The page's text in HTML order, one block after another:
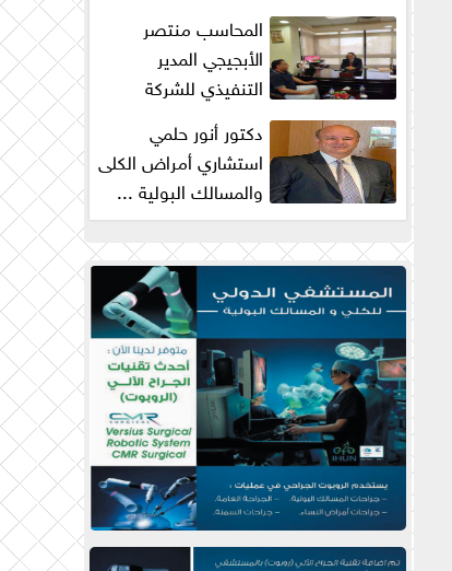
المحاسب منتصر
الأبجيجي المدير
التنفيذي للشركة
المصرية للتنمية الزراعية
والريفية : ...
دكتور أنور حلمي
استشاري أمراض الكلى
والمسالك البولية ...
زيادة جراحات
البروستاتا...